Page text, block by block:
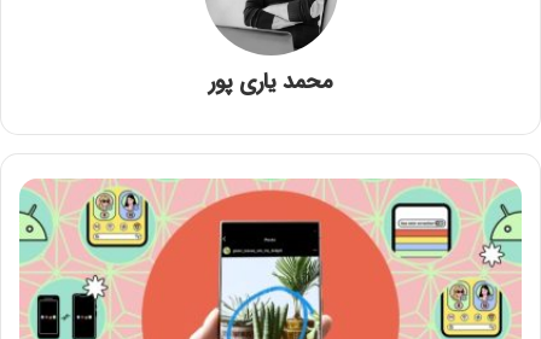
محمد یاری پور